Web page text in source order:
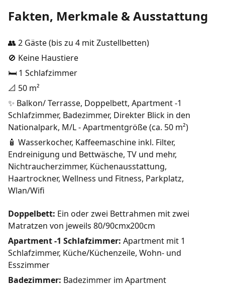
Fakten, Merkmale & Ausstattung
👥 2 Gäste (bis zu 4 mit Zustellbetten)
🚫 Keine Haustiere
🛏️ 1 Schlafzimmer
📐 50 m²
✨ Balkon/ Terrasse, Doppelbett, Apartment -1
Schlafzimmer, Badezimmer, Direkter Blick in den
Nationalpark, M/L - Apartmentgröße (ca. 50 m²)
🧴 Wasserkocher, Kaffeemaschine inkl. Filter,
Endreinigung und Bettwäsche, TV und mehr,
Nichtraucherzimmer, Küchenausstattung,
Haartrockner, Wellness und Fitness, Parkplatz,
Wlan/Wifi
Doppelbett: Ein oder zwei Bettrahmen mit zwei
Matratzen von jeweils 80/90cmx200cm
Apartment -1 Schlafzimmer: Apartment mit 1
Schlafzimmer, Küche/Küchenzeile, Wohn- und
Esszimmer
Badezimmer: Badezimmer im Apartment